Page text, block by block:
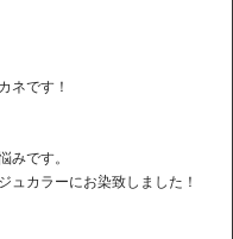
ネです！
みです。
ュカラーにお染致しました！